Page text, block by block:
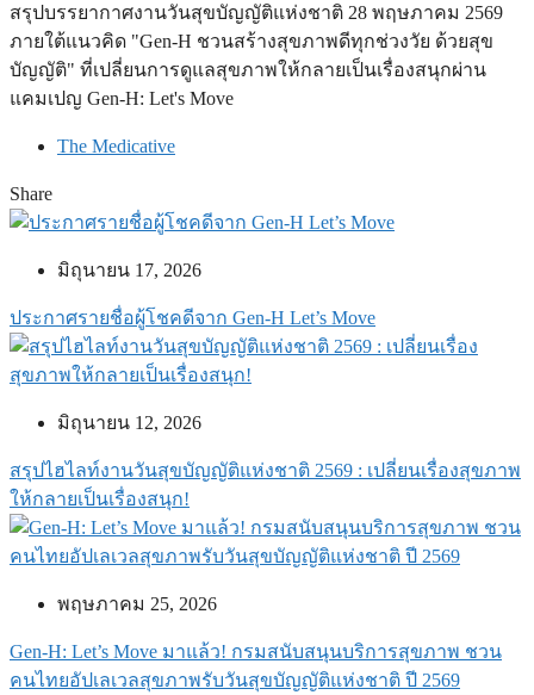
สรุปบรรยากาศงานวันสุขบัญญัติแห่งชาติ 28 พฤษภาคม 2569
ภายใต้แนวคิด "Gen-H ชวนสร้างสุขภาพดีทุกช่วงวัย ด้วยสุข
บัญญัติ" ที่เปลี่ยนการดูแลสุขภาพให้กลายเป็นเรื่องสนุกผ่าน
แคมเปญ Gen-H: Let's Move
The Medicative
Share
มิถุนายน 17, 2026
ประกาศรายชื่อผู้โชคดีจาก Gen-H Let’s Move
มิถุนายน 12, 2026
สรุปไฮไลท์งานวันสุขบัญญัติแห่งชาติ 2569 : เปลี่ยนเรื่องสุขภาพ
ให้กลายเป็นเรื่องสนุก!
พฤษภาคม 25, 2026
Gen-H: Let’s Move มาแล้ว! กรมสนับสนุนบริการสุขภาพ ชวน
คนไทยอัปเลเวลสุขภาพรับวันสุขบัญญัติแห่งชาติ ปี 2569